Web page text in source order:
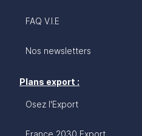
FAQ V.I.E
Nos newsletters
Plans export :
Osez l'Export